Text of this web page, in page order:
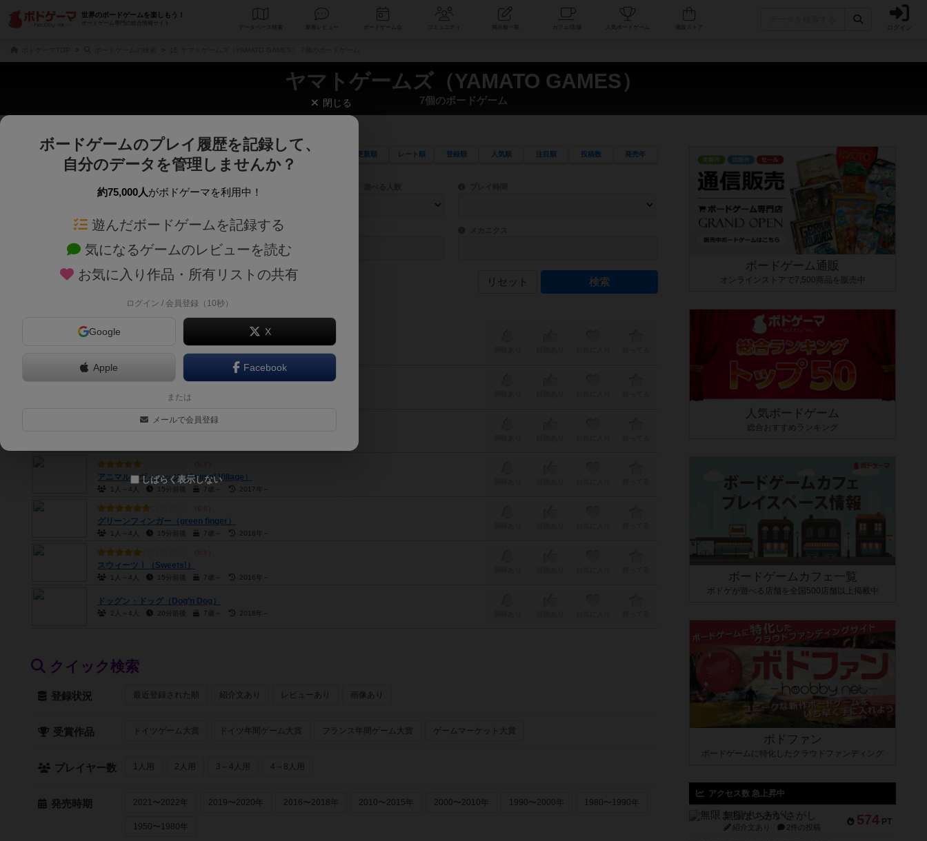
世界のボードゲームを楽しもう！
ボードゲーム専門の総合情報サイト
データベース コミュニティ 人気ボードゲーム ログイン
ヤマトゲームズ（YAMATO GAMES）
7個のボードゲーム
じっくり表示 さくさく表示 更新順 レート順 登録順 人気順 注目順 投稿数 発売年
商品名、商品説明文、デザイナー名、テーマ名、メカニクス名を対象にフリーワード検索ができます。
ゲームデザイナー名を指定して検索できます。
ゲームデザイナー 目安となる所要時間を指定することができます。マニュアルを読む時間や参加者へのルール説明時間は含まれていないため、初めて
対象年齢を指定します。 世界観や登場人物などモチーフ・ストーリーを指定することができます。直感的にゲームシステムを理解できるよう、中世ファンタジー・クッキング・海賊同士の対決など、ゲームコンセプトを絞
テーマ/フレーバー ゲーム性を構成するコアシステムです。主にボードゲームに慣れている方向けの絞込機能です。例えば「ダイスロール」はランダ
リセット
アクアリウム・デザイナー（Aquarium Designer）
15分前後
15分前後
キャッツ・パーティー（Cat's Party）
アニマル・ヴィレッジ（Animal Village）
1人～4人 15分前後 7歳～ 2017年～
グリーンフィンガー（green finger）
1人～4人 15分前後 7歳～ 2018年～
スウィーツ！（Sweets!）
1人～4人 15分前後 7歳～ 2016年～
ドッグン・ドッグ（Dog’n Dog）
2人～4人 20分前後 7歳～ 2018年～
クイック検索
登録状況 最近登録された順 紹介文あり レビューあり 画像あり
受賞作品 ドイツゲーム大賞 ドイツ年間ゲーム大賞 フランス年間ゲーム大賞 ゲームマーケット大賞
プレイヤー数 1人用 2人用 3～4人用 4～8人用
発売時期 2021〜2022年 2019〜2020年 2016〜2018年 2010〜2015年 2000〜2010年 1990〜2000年 1980〜1990年
1950〜1980年
ボードゲーム通販
オンラインストアで7,500商品を販売中
人気ボードゲーム
総合おすすめランキング
ボードゲームカフェ一覧
ボドゲが遊べる店舗を全国500店舗以上掲載中
ボドファン
ボードゲームに特化したクラウドファンディング
アクセス数 急上昇中
574 PT
無限まちがいさがし
紹介文あり 2件の投稿
閉じる
ボードゲームのプレイ履歴を記録して、
自分のデータを管理しませんか？
約75,000人がボドゲーマを利用中！
遊んだボードゲームを記録する
気になるゲームのレビューを読む
お気に入り作品・所有リストの共有
ログイン / 会員登録（10秒）
Google X
Apple Facebook
または
メールで会員登録
しばらく表示しない